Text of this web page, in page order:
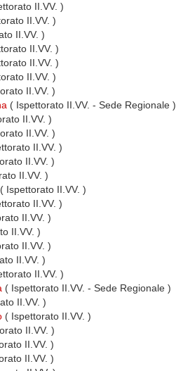
II.VV. )
II.VV. )
II.VV. )
II.VV. )
II.VV. )
II.VV. )
II.VV. )
( Ispettorato II.VV. - Sede Regionale )
II.VV. )
II.VV. )
II.VV. )
II.VV. )
II.VV. )
( Ispettorato II.VV. )
II.VV. )
II.VV. )
II.VV. )
II.VV. )
II.VV. )
II.VV. )
( Ispettorato II.VV. - Sede Regionale )
II.VV. )
( Ispettorato II.VV. )
II.VV. )
II.VV. )
II.VV. )